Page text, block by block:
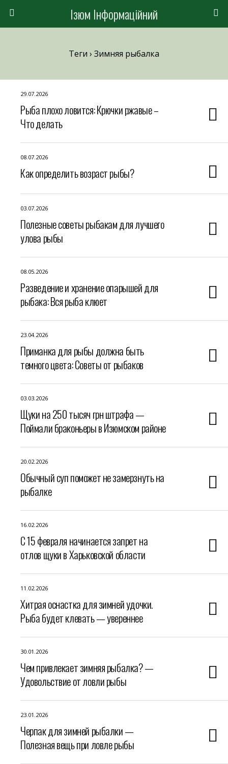
Ізюм Інформаційний
Теги › Зимняя рыбалка
29.07.2026
Рыба плохо ловится: Крючки ржавые –
Что делать
08.07.2026
Как определить возраст рыбы?
03.07.2026
Полезные советы рыбакам для лучшего
улова рыбы
08.05.2026
Разведение и хранение опарышей для
рыбака: Вся рыба клюет
23.04.2026
Приманка для рыбы должна быть
темного цвета: Советы от рыбаков
03.03.2026
Щуки на 250 тысяч грн штрафа —
Поймали браконьеры в Изюмском районе
20.02.2026
Обычный суп поможет не замерзнуть на
рыбалке
16.02.2026
С 15 февраля начинается запрет на
отлов щуки в Харьковской области
11.02.2026
Хитрая оснастка для зимней удочки.
Рыба будет клевать — увереннее
30.01.2026
Чем привлекает зимняя рыбалка? —
Удовольствие от ловли рыбы
23.01.2026
Черпак для зимней рыбалки —
Полезная вещь при ловле рыбы